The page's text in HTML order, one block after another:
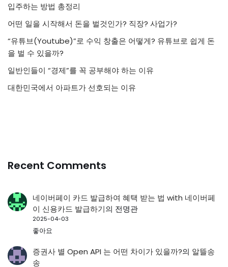
입주하는 방법 총정리
어떤 일을 시작해서 돈을 벌것인가? 직장? 사업가?
“유튜브(Youtube)”로 수익 창출은 어떻게? 유튜브로 쉽게 돈
을 벌 수 있을까?
일반인들이 “경제”를 꼭 공부해야 하는 이유
대한민국에서 아파트가 선호되는 이유
Recent Comments
네이버페이 카드 발급하여 혜택 받는 법 with 네이버페
이 신용카드 발급하기의 전명관
2025-04-03
좋아요
증권사 별 Open API 는 어떤 차이가 있을까?의 알뜰송
송